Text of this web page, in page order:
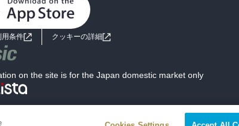
用条件 クッキーの詳細
on the site is for the Japan domestic market only